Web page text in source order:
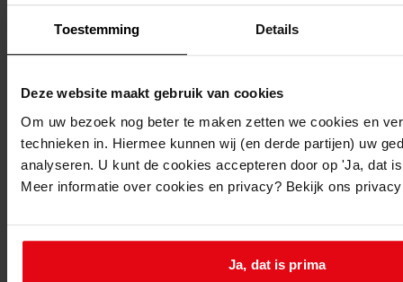
Toestemming Details
Deze website maakt gebruik van cookies
Om uw bezoek nog beter te maken zetten we cookies en
technieken in. Hiermee kunnen wij (en derde partijen) uw
analyseren. U kunt de cookies accepteren door op 'Ja, dat
Meer informatie over cookies en privacy? Bekijk ons
Ja, dat is prima
Slopen woning
01-05-2000
Adres:
Venhuizen, Burgemeester J. Zijpweg 21